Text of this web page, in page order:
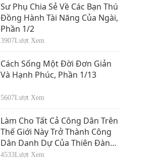
Thứ Cho Người Khác
Phần 7/9
18497Lượt Xem
Thượng Đế Sẽ Tha
Thứ Cho Chúng Ta
Thứ Cho Người Khác
Phần 8/9
18163 Lượt Xem
Thứ Cho Chúng Ta
Thứ Cho Người Khác,
Phần 9/9
19043Lượt Xem
Sư Phụ Chia Sẻ Về Các Bạn Thú
Đồng Hành Tài Năng Của Ngài,
Phần 1/2
3907Lượt Xem
Cách Sống Một Đời Đơn Giản
Và Hạnh Phúc, Phần 1/13
5607Lượt Xem
Làm Cho Tất Cả Công Dân Trên
Thế Giới Này Trở Thành Công
Dân Danh Dự Của Thiên Đàng,
Phần 1/4
4533Lượt Xem